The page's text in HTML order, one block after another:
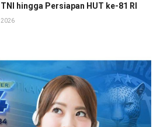
hingga Persiapan HUT ke-81 RI
2026